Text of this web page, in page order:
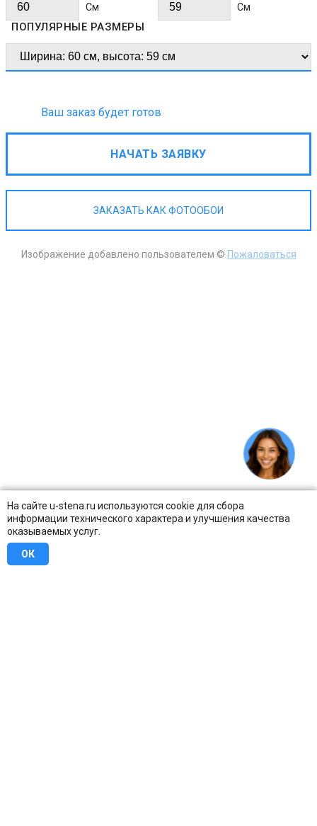
На сайте u-stena.ru используются cookie для сбора
информации технического характера и улучшения качества
оказываемых услуг.
ОК
Cм Cм
ПОПУЛЯРНЫЕ РАЗМЕРЫ
Ваш заказ будет готов
НАЧАТЬ ЗАЯВКУ
ЗАКАЗАТЬ КАК ФОТООБОИ
Изображение добавлено пользователем © Пожаловаться